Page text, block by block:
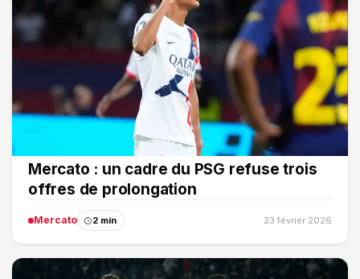
Mercato : un cadre du PSG refuse trois
offres de prolongation
Mercato 2 min 23 février 2026